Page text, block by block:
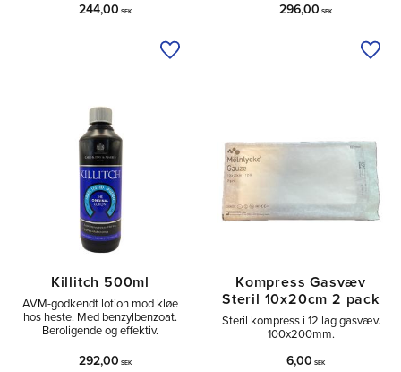
244,00 SEK
Tilføj til ønskeliste
296,00 SEK
Killitch 500ml
AVM-godkendt lotion mod kløe
hos heste. Med benzylbenzoat.
Beroligende og effektiv.
292,00 SEK
Kompress Gasvæv
Steril 10x20cm 2 pack
Steril kompress i 12 lag gasvæv.
100x200mm.
6,00 SEK